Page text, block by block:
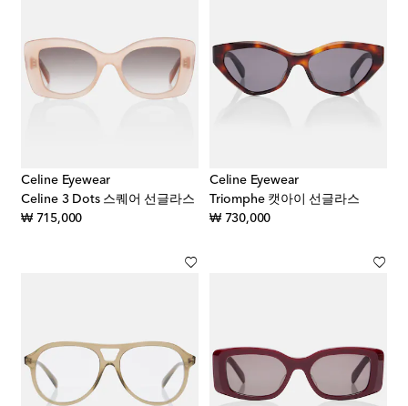
Celine Eyewear
Celine 3 Dots 스퀘어 선글라스
₩ 715,000original price
Celine Eyewear
Triomphe 캣아이 선글라스
₩ 730,000original price